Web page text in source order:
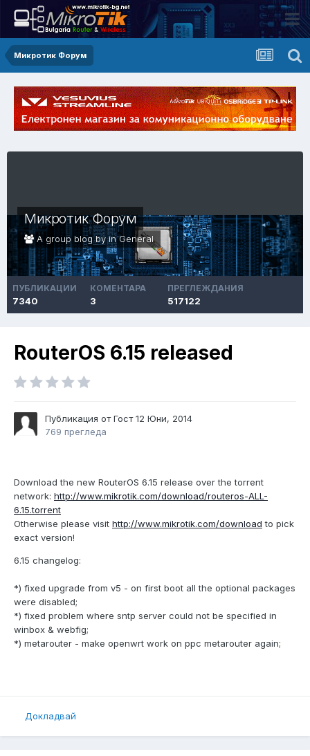
Микротик Форум
Микротик Форум
A group blog by inGeneral
ПУБЛИКАЦИИ
7340
КОМЕНТАРА
3
ПРЕГЛЕЖДАНИЯ
517122
RouterOS 6.15 released
Публикация от Гост12 Юни, 2014
769 прегледа
Download the new RouterOS 6.15 release over the torrent
network: http://www.mikrotik.com/download/routeros-ALL-
6.15.torrent
Otherwise please visit http://www.mikrotik.com/download to pick
exact version!
6.15 changelog:
*) fixed upgrade from v5 - on first boot all the optional packages
were disabled;
*) fixed problem where sntp server could not be specified in
winbox & webfig;
*) metarouter - make openwrt work on ppc metarouter again;
Докладвай